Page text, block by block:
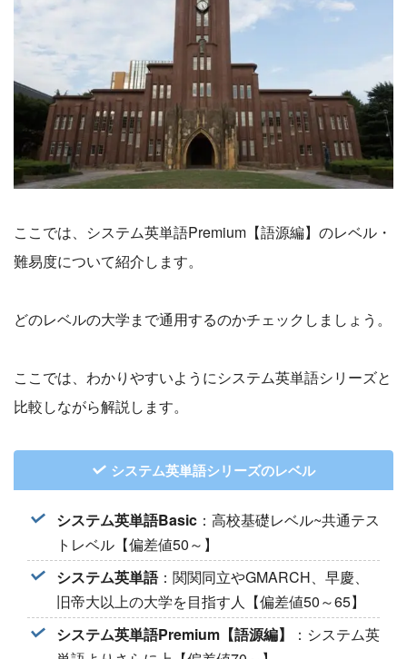
ここでは、システム英単語Premium【語源編】のレベル・
難易度について紹介します。
どのレベルの大学まで通用するのかチェックしましょう。
ここでは、わかりやすいようにシステム英単語シリーズと
比較しながら解説します。
システム英単語シリーズのレベル
システム英単語Basic ：高校基礎レベル~共通テス
トレベル【偏差値50～】
システム英単語：関関同立やGMARCH、早慶、
旧帝大以上の大学を目指す人【偏差値50～65】
システム英単語Premium【語源編】
：システム英